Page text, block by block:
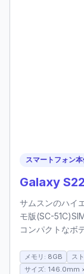
スマートフォン
Galaxy
サムスンのハイ
モ版(SC-
コンパクトなボ
メモリ: 8GB ス
サイズ: 146.0mm